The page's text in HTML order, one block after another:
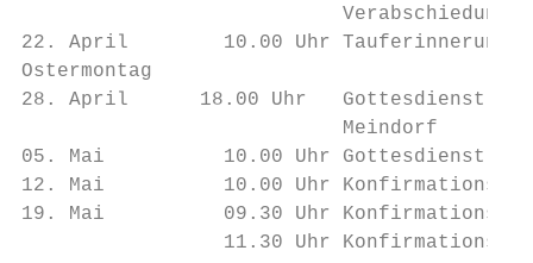
Verabschiedung
22. April        10.00 Uhr
Ostermontag
28. April      18.00 Uhr
                           Meindorf
05. Mai          10.00 Uhr
12. Mai          10.00 Uhr
19. Mai          09.30 Uhr
11.30 Uhr